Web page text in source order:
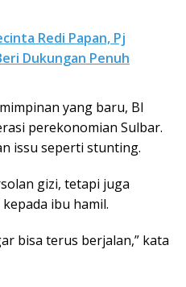
Redi Papan, Pj
Dukungan Penuh
yang baru, BI
perekonomian Sulbar.
issu seperti stunting.
gizi, tetapi juga
ibu hamil.
bisa terus berjalan,” kata